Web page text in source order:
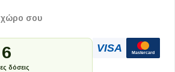
σου
6
δόσεις
VISA Mastercard